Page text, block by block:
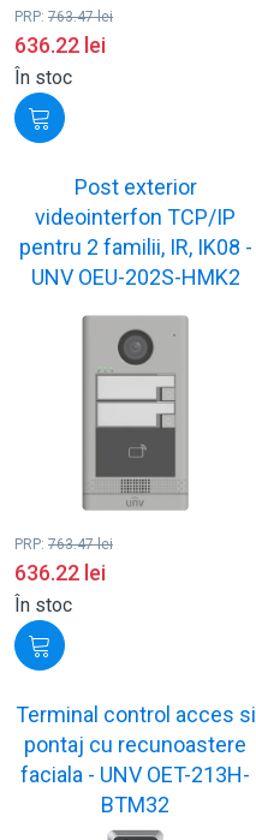
PRP: 763.47lei
636.22 lei
În stoc
Post exterior
videointerfon TCP/IP
pentru 2 familii, IR, IK08 -
UNV OEU-202S-HMK2
PRP: 763.47lei
636.22 lei
În stoc
Terminal control acces si
pontaj cu recunoastere
faciala - UNV OET-213H-
BTM32